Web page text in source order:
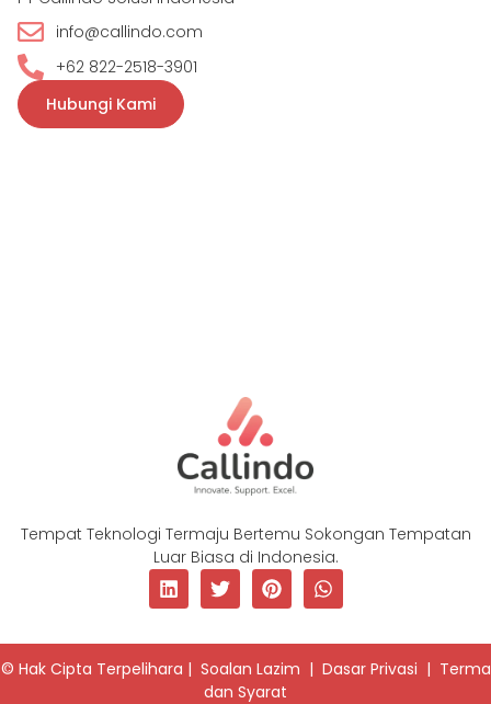
Tempat Teknologi Termaju Bertemu Sokongan Tempatan
Luar Biasa di Indonesia.
info@callindo.com
+62 822-2518-3901
Hubungi Kami
© Hak Cipta Terpelihara | Soalan Lazim | Dasar Privasi | Terma
dan Syarat